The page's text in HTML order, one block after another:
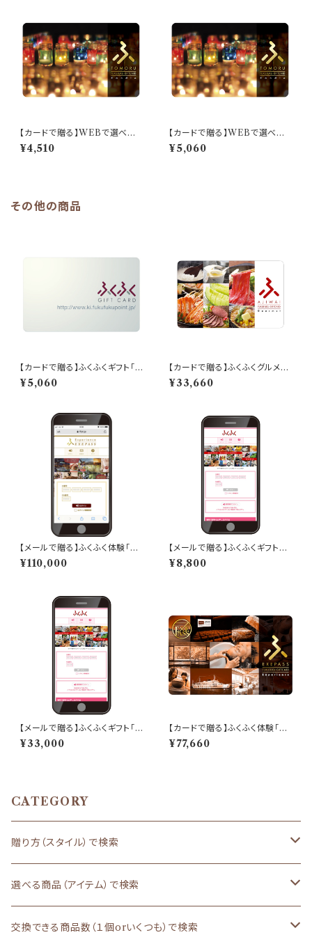
【カードで贈る】WEBで選べる：
ふくふくキャンドルギフト「エメラ
ルドコース」
¥4,510
【カードで贈る】WEBで選べる：
ふくふくキャンドルギフト「オパー
ルコース」
¥5,060
その他の商品
【カードで贈る】ふくふくギフト「4,
000ポイント分」
¥5,060
【カードで贈る】ふくふくグルメ「A
JIWAI」ギフト「30,000ポイン
ト分」
¥33,660
【メールで贈る】ふくふく体験「EX
EPASS」ギフト「100,000ポイ
ント分」
¥110,000
【メールで贈る】ふくふくギフト
「8,000ポイント分」
¥8,800
【メールで贈る】ふくふくギフト「3
0,000ポイント分」
¥33,000
【カードで贈る】ふくふく体験「EX
EPASS」ギフト「70,000ポイン
ト分」
¥77,660
CATEGORY
贈り方（スタイル）で検索
Mail(SNS)でGIFT
10,000点の商品からいくつも選べるPOINT GIFT
CardでGIFT
選べる商品（アイテム）で検索
雑貨・グルメ・体験がいくつも選べる
交換できる商品数（１個orいくつも）で検索